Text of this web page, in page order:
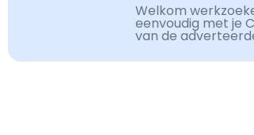
Welkom
eenvoudig met je
van de